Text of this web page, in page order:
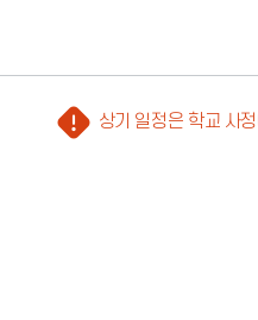
상기 일정은 학교 사